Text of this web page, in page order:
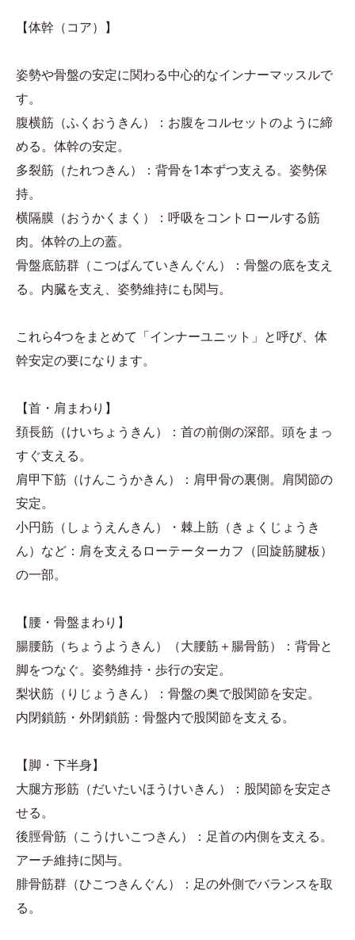
【体幹（コア）】
姿勢や骨盤の安定に関わる中心的なインナーマッスルで
す。
腹横筋（ふくおうきん）：お腹をコルセットのように締
める。体幹の安定。
多裂筋（たれつきん）：背骨を1本ずつ支える。姿勢保
持。
横隔膜（おうかくまく）：呼吸をコントロールする筋
肉。体幹の上の蓋。
骨盤底筋群（こつばんていきんぐん）：骨盤の底を支え
る。内臓を支え、姿勢維持にも関与。
これら4つをまとめて「インナーユニット」と呼び、体
幹安定の要になります。
【首・肩まわり】
頚長筋（けいちょうきん）：首の前側の深部。頭をまっ
すぐ支える。
肩甲下筋（けんこうかきん）：肩甲骨の裏側。肩関節の
安定。
小円筋（しょうえんきん）・棘上筋（きょくじょうき
ん）など：肩を支えるローテーターカフ（回旋筋腱板）
の一部。
【腰・骨盤まわり】
腸腰筋（ちょうようきん）（大腰筋＋腸骨筋）：背骨と
脚をつなぐ。姿勢維持・歩行の安定。
梨状筋（りじょうきん）：骨盤の奥で股関節を安定。
内閉鎖筋・外閉鎖筋：骨盤内で股関節を支える。
【脚・下半身】
大腿方形筋（だいたいほうけいきん）：股関節を安定さ
せる。
後脛骨筋（こうけいこつきん）：足首の内側を支える。
アーチ維持に関与。
腓骨筋群（ひこつきんぐん）：足の外側でバランスを取
る。